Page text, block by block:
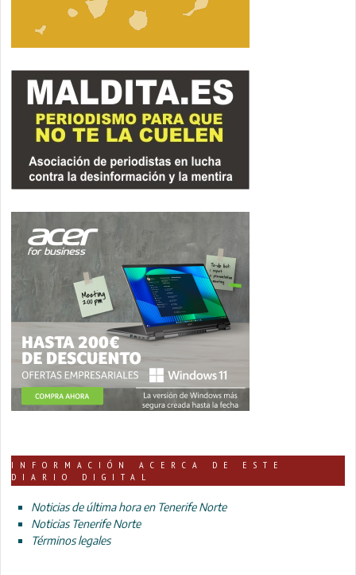
INFORMACIÓN ACERCA DE ESTE
DIARIO DIGITAL
Noticias de última hora en Tenerife Norte
Noticias Tenerife Norte
Términos legales